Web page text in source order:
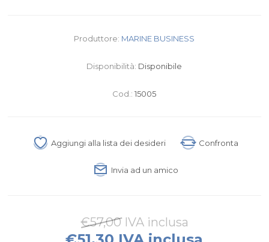
Produttore: MARINE BUSINESS
Disponibilità: Disponibile
Cod.: 15005
Aggiungi alla lista dei desideri Confronta
Invia ad un amico
€57,00 IVA inclusa